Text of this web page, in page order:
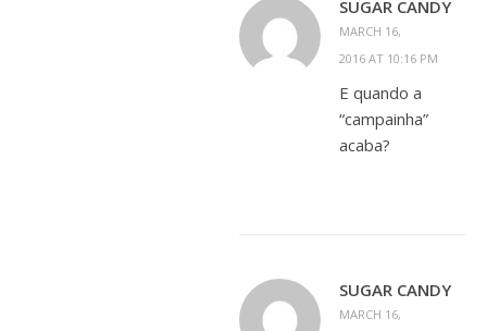
SUGAR CANDY
MARCH 16,
2016 AT 10:16 PM
E quando a
“campainha”
acaba?
SUGAR CANDY
MARCH 16,